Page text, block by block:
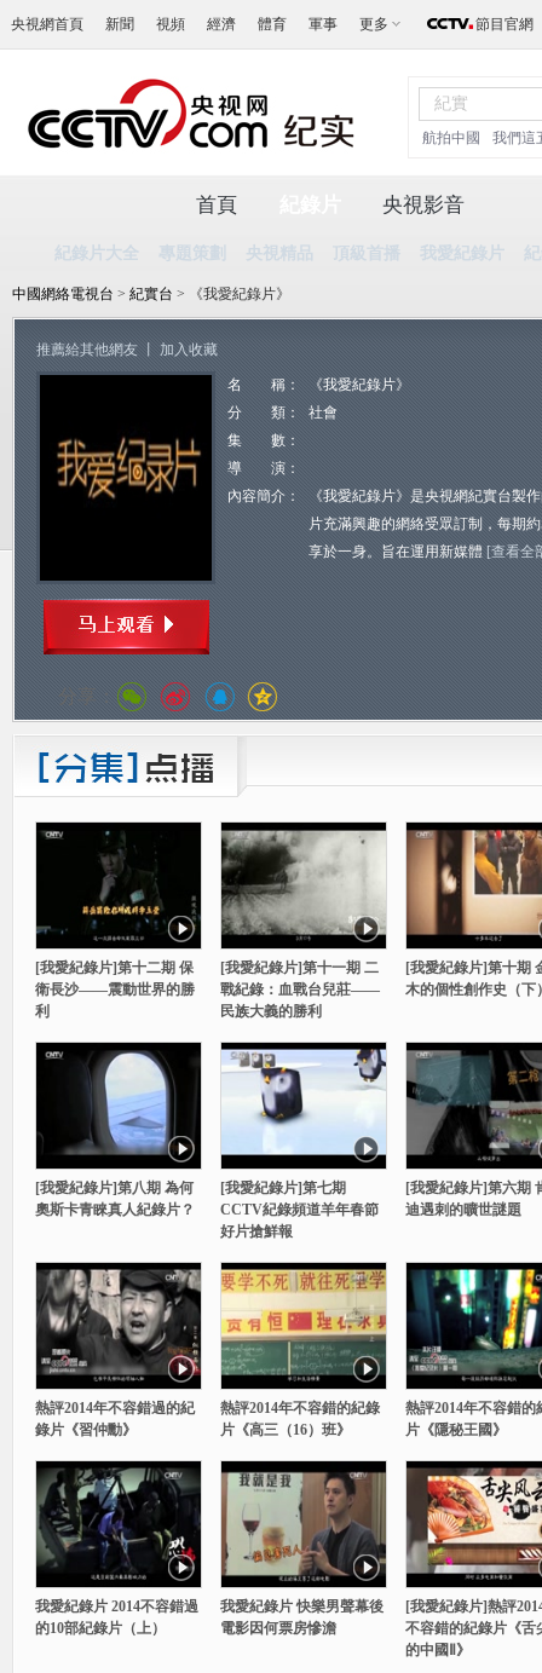
央視網首頁 新聞 視頻 經濟 體育 軍事 更多 節目官網
航拍中國 我們這
首頁
紀錄片大全 專題策劃 央視精品 頂級首播 我愛紀錄片
央視影音
中國網絡電視台 > 紀實台 > 《我愛紀錄片》
推薦給其他網友 加入收藏
名 稱：
《我愛紀錄片》
分 類：
社會
集 數：
導 演：
內容簡介：
《我愛紀錄片》是央視網紀實台製
片充滿興趣的網絡受眾訂制，每期
享於一身。旨在運用新媒體 [查看全
分享：
[我愛紀錄片]第十二期 保
衛長沙——震動世界的勝
利
[我愛紀錄片]第十一期 二
戰紀錄：血戰台兒莊——
民族大義的勝利
[我愛紀錄片]第十期
木的個性創作史（下
[我愛紀錄片]第八期 為何
奧斯卡青睞真人紀錄片？
[我愛紀錄片]第七期
CCTV紀錄頻道羊年春節
好片搶鮮報
[我愛紀錄片]第六期
迪遇刺的曠世謎題
熱評2014年不容錯過的紀
錄片《習仲勳》
熱評2014年不容錯的紀錄
片《高三（16）班》
熱評2014年不容錯的
片《隱秘王國》
我愛紀錄片 2014不容錯過
的10部紀錄片（上）
我愛紀錄片 快樂男聲幕後
電影因何票房慘澹
[我愛紀錄片]熱評
不容錯的紀錄片《舌
的中國Ⅱ》